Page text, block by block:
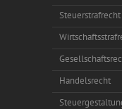
Steuerstrafrecht
Handelsrecht